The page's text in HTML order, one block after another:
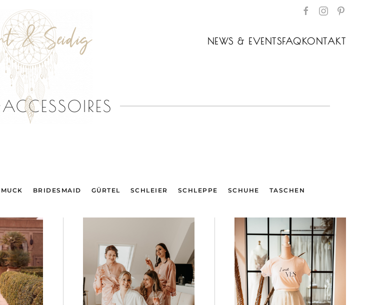
NEWS & EVENTSFAQKONTAKT
BRIDESMAID GÜRTEL SCHLEIER SCHLEPPE SCHUHE
TASCHEN